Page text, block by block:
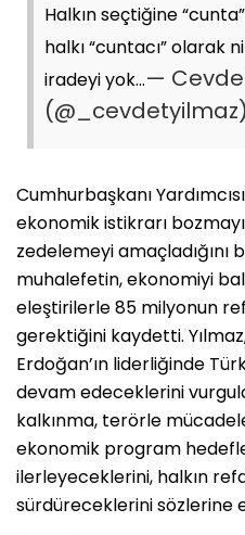
Halkın seçtiğine
halkı “cuntacı” olarak
iradeyi yok…—
(@_cevdetyilmaz)
Cumhurbaşkanı
ekonomik istikrarı
zedelemeyi
muhalefetin, ekonomiyi
eleştirilerle 85 milyonun
gerektiğini kaydetti.
Erdoğan’ın liderliğinde
devam edeceklerini
kalkınma, terörle
ekonomik program
ilerleyeceklerini, halkın
sürdüreceklerini sözlerine